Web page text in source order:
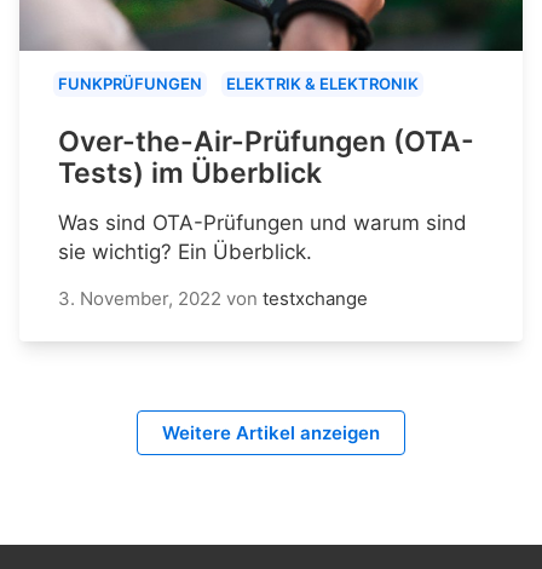
FUNKPRÜFUNGEN ELEKTRIK & ELEKTRONIK
Over-the-Air-Prüfungen (OTA-
Tests) im Überblick
Was sind OTA-Prüfungen und warum sind
sie wichtig? Ein Überblick.
3. November, 2022 von testxchange
Weitere Artikel anzeigen